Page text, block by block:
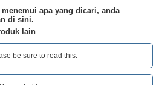
apa yang dicari, anda
di sini.
lain
be sure to read this.‎